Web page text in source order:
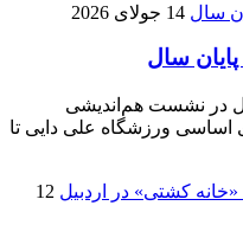
14 جولای 2026
سال
در نشست هم‌اندیشی
اساسی ورزشگاه علی دایی تا
12